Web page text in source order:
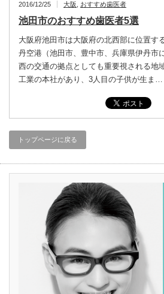
2016/12/25 大阪 おすすめ歯医者
池田市のおすすめ歯医者5選
大阪府池田市は大阪府の北西部に位置す
丹空港（池田市、豊中市、兵庫県伊丹市
西の交通の拠点としても重要視される地
工業の本社があり、3人目の子供が生ま…
トップページに戻る